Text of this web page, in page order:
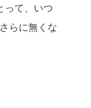
って、いつ
らに無くな